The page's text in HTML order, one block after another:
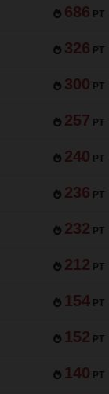
686 PT
326 PT
300 PT
257 PT
240 PT
236 PT
232 PT
212 PT
154 PT
152 PT
140 PT